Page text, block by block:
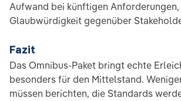
Aufwand bei künftigen Anforderungen,
Glaubwürdigkeit gegenüber
Fazit
Das Omnibus-Paket bringt echte
besonders für den Mittelstand.
müssen berichten, die Standards